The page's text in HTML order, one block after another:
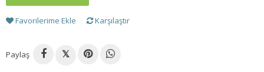
Favorilerime Ekle Karşılaştır
Paylaş 𝕏